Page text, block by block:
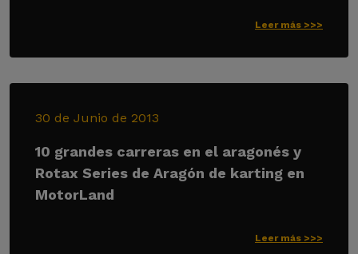
Leer más >>>
30 de Junio de 2013
10 grandes carreras en el aragonés y
Rotax Series de Aragón de karting en
MotorLand
Leer más >>>